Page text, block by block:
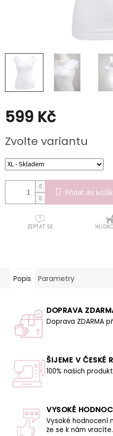
Slevy
599 Kč
cena:
Zvolte variantu
Přidat do
ZEPTAT SE
Popis Parametry
DOPRAVA
Doprava ZDARMA
ŠIJEME V ČESKÉ
100% našich
VYSOKÉ
Vysoké hodnocení
že se k nám vracíte.